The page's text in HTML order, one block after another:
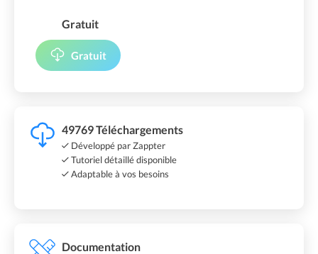
Gratuit
Gratuit
49769 Téléchargements
Développé par Zappter
Tutoriel détaillé disponible
Adaptable à vos besoins
Documentation